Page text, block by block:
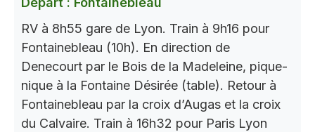
RV à 8h55 gare de Lyon. Train à 9h16 pour
Fontainebleau (10h). En direction de
Denecourt par le Bois de la Madeleine, pique-
nique à la Fontaine Désirée (table). Retour à
Fontainebleau par la croix d’Augas et la croix
du Calvaire. Train à 16h32 pour Paris Lyon